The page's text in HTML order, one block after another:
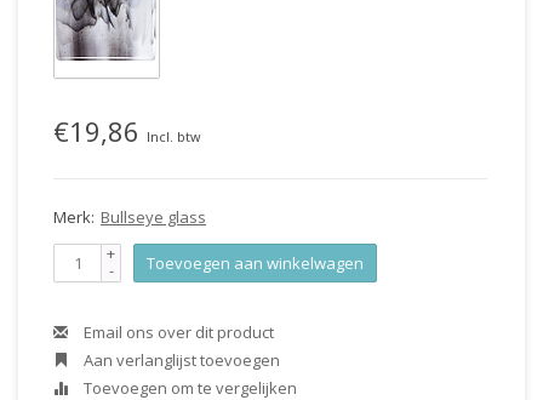
€19,86 Incl. btw
Merk: Bullseye glass
+
- Toevoegen aan winkelwagen
Email ons over dit product
Aan verlanglijst toevoegen
Toevoegen om te vergelijken